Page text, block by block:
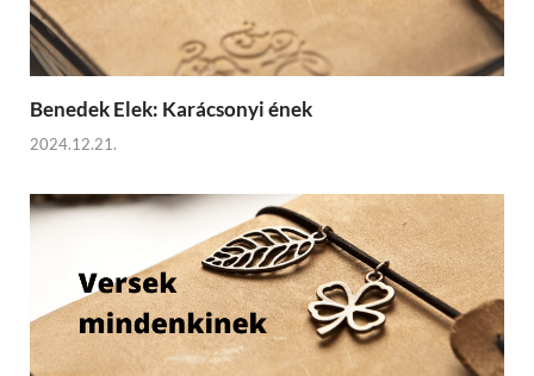
Benedek Elek: Karácsonyi ének
2024.12.21.